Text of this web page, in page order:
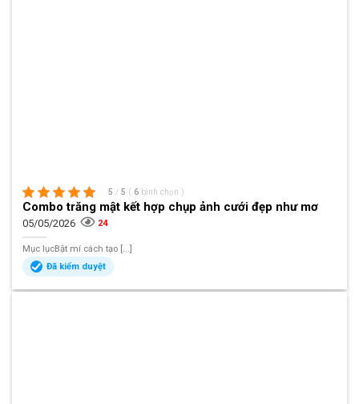
5 / 5 ( 6 bình chọn )
Combo trăng mật kết hợp chụp ảnh cưới đẹp như mơ
05/05/2026 24
Mục lụcBật mí cách tạo [...]
Đã kiểm duyệt